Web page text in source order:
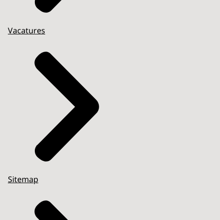
Vacatures
Sitemap